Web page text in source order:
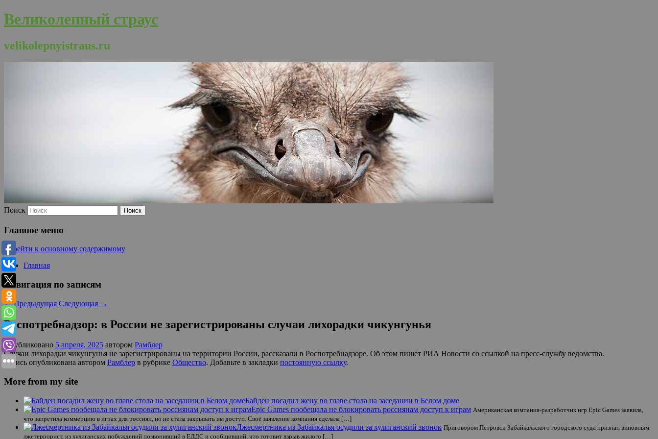
Великолепный страус
velikolepnyistraus.ru
Поиск
Главное меню
Перейти к основному содержимому
Главная
Навигация по записям
←Предыдущая Следующая →
Роспотребнадзор: в России не зарегистрированы случаи лихорадки чикунгунья
Опубликовано 5 апреля, 2025 автором Рамблер
Случаи лихорадки чикунгунья не зарегистрированы на территории России, рассказали в Роспотребнадзоре. Об этом пишет РИА Новости со ссылкой на пресс-службу ведомства.
Запись опубликована автором Рамблер в рубрике Общество. Добавьте в закладки постоянную ссылку.
More from my site
Байден посадил жену во главе стола на заседании в Белом доме
Epic Games пообещала не блокировать россиянам доступ к играм Американская компания-разработчик игр Epic Games заявила,
что запретила коммерцию в играх для россиян, но не стала закрывать им доступ. Своё заявление компания сделала […]
Лжесмертника из Забайкалья осудили за хулиганский звонок Приговором Петровск-Забайкальского городского суда признан виновным
лжетеррорист, из хулиганских побуждений позвонивший в ЕДДС и сообщивший, что готовит взрыв жилого […]